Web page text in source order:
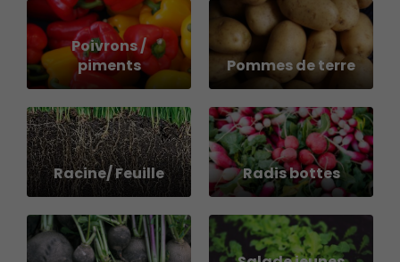
Poivrons /
piments
Pommes de terre
Racine/ Feuille Radis bottes